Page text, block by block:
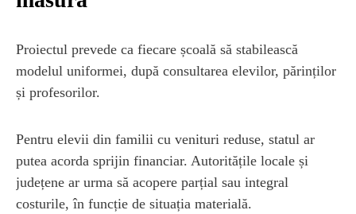
Proiectul prevede ca fiecare școală să stabilească
modelul uniformei, după consultarea elevilor, părinților
și profesorilor.
Pentru elevii din familii cu venituri reduse, statul ar
putea acorda sprijin financiar. Autoritățile locale și
județene ar urma să acopere parțial sau integral
costurile, în funcție de situația materială.